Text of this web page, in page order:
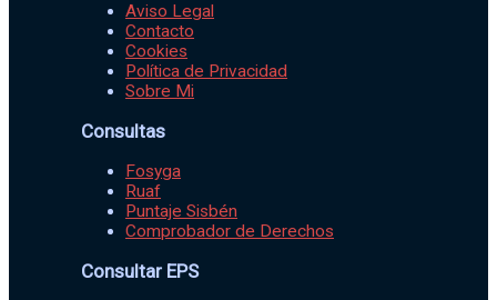
Aviso Legal
Contacto
Cookies
Política de Privacidad
Sobre Mi
Consultas
Fosyga
Ruaf
Puntaje Sisbén
Comprobador de Derechos
Consultar EPS